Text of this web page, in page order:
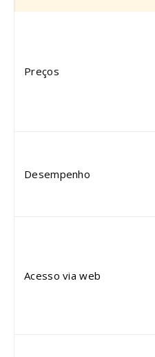
Preços
Desempenho
Acesso via web